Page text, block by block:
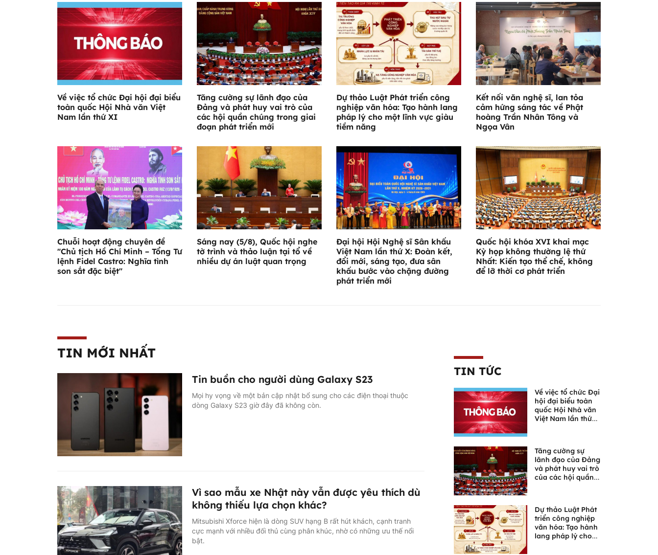
Về việc tổ chức Đại hội đại biểu
toàn quốc Hội Nhà văn Việt
Nam lần thứ XI
Tăng cường sự lãnh đạo của
Đảng và phát huy vai trò của
các hội quần chúng trong giai
đoạn phát triển mới
Dự thảo Luật Phát triển công
nghiệp văn hóa: Tạo hành lang
pháp lý cho một lĩnh vực giàu
tiềm năng
Kết nối văn nghệ sĩ, lan tỏa
cảm hứng sáng tác về Phật
hoàng Trần Nhân Tông và
Ngọa Vân
Chuỗi hoạt động chuyên đề
"Chủ tịch Hồ Chí Minh – Tổng Tư
lệnh Fidel Castro: Nghĩa tình
son sắt đặc biệt"
Sáng nay (5/8), Quốc hội nghe
tờ trình và thảo luận tại tổ về
nhiều dự án luật quan trọng
Đại hội Hội Nghệ sĩ Sân khấu
Việt Nam lần thứ X: Đoàn kết,
đổi mới, sáng tạo, đưa sân
khấu bước vào chặng đường
phát triển mới
Quốc hội khóa XVI khai mạc
Kỳ họp không thường lệ thứ
Nhất: Kiến tạo thể chế, không
để lỡ thời cơ phát triển
TIN MỚI NHẤT
Tin buồn cho người dùng Galaxy S23
Mọi hy vọng về một bản cập nhật bổ sung cho các điện thoại thuộc
dòng Galaxy S23 giờ đây đã không còn.
Vì sao mẫu xe Nhật này vẫn được yêu thích dù
không thiếu lựa chọn khác?
Mitsubishi Xforce hiện là dòng SUV hạng B rất hút khách, cạnh tranh
cực mạnh với nhiều đối thủ cùng phân khúc, nhờ có những ưu thế nổi
bật.
TIN TỨC
Về việc tổ chức Đại
hội đại biểu toàn
quốc Hội Nhà văn
Việt Nam lần thứ
Tăng cường sự
lãnh đạo của Đảng
và phát huy vai trò
của các hội quần
Dự thảo Luật Phát
triển công nghiệp
văn hóa: Tạo hành
lang pháp lý cho